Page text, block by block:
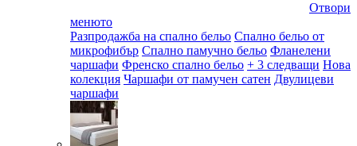
Отвори
менюто
Разпродажба на спално бельо Спално бельо от
микрофибър Спално памучно бельо Фланелени
чаршафи Френско спално бельо + 3 следващи Нова
колекция Чаршафи от памучен сатен Двулицеви
чаршафи